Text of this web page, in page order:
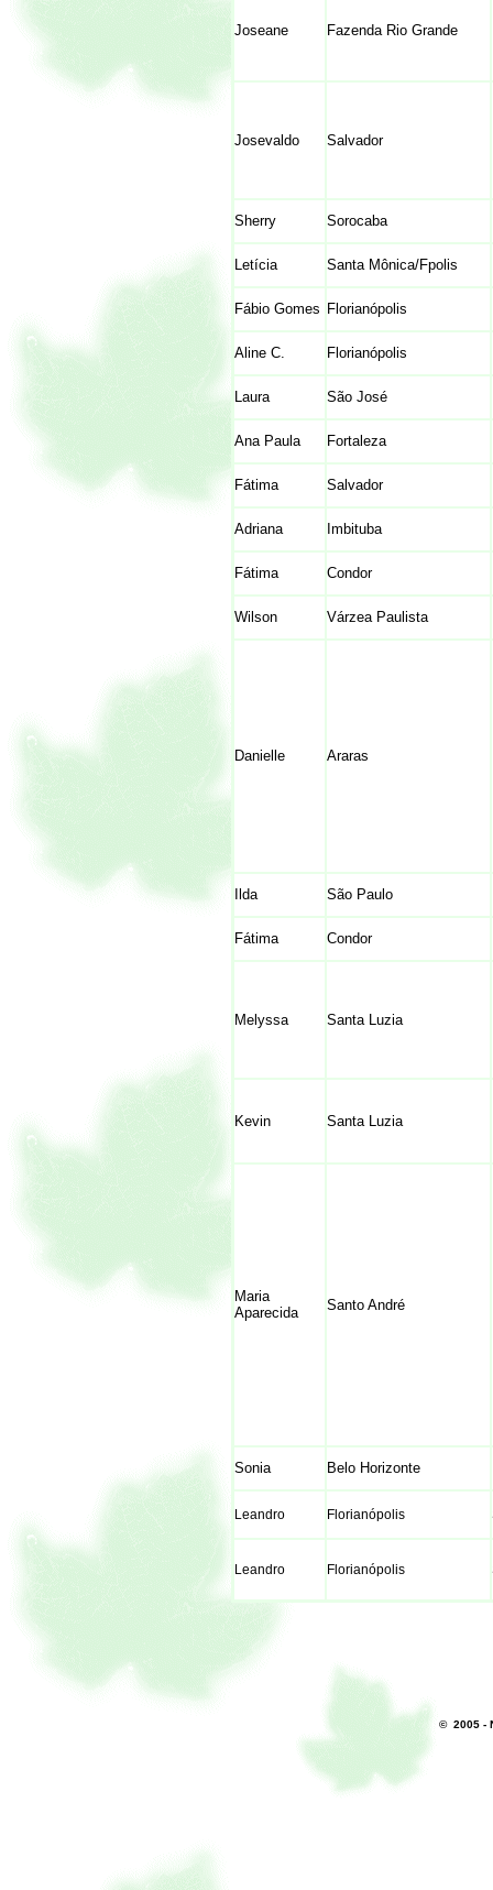
Joseane Fazenda Rio Grande
Josevaldo Salvador
Sherry Sorocaba
Letícia Santa Mônica/Fpolis
Fábio Gomes Florianópolis
Aline C. Florianópolis
Laura São José
Ana Paula Fortaleza
Fátima Salvador
Adriana Imbituba
Fátima Condor
Wilson Várzea Paulista
Danielle Araras
Ilda São Paulo
Fátima Condor
Melyssa Santa Luzia
Kevin Santa Luzia
Maria
Aparecida
Santo André
Sonia Belo Horizonte
Leandro Florianópolis
Leandro Florianópolis
© 2005 -